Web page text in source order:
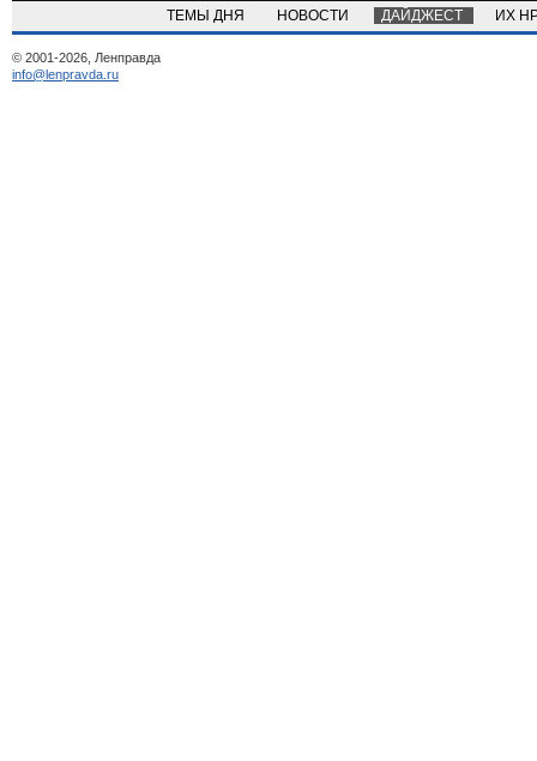
ТЕМЫ ДНЯ НОВОСТИ ДАЙДЖЕСТ ИХ
© 2001-2026, Ленправда
info@lenpravda.ru